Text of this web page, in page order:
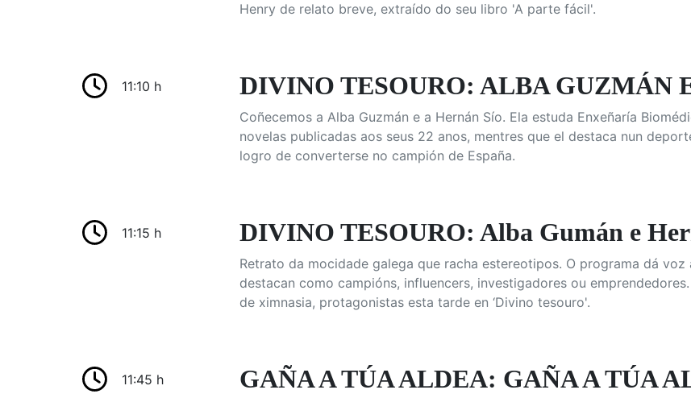
Henry de relato breve, extraído do seu libro 'A parte fácil'.
11:10 h DIVINO TESOURO: ALBA GUZMÁN
Coñecemos a Alba Guzmán e a Hernán Sío. Ela estuda Enxeñaría
novelas publicadas aos seus 22 anos, mentres que el destaca nun
logro de converterse no campión de España.
11:15 h DIVINO TESOURO: Alba Gumán e
Retrato da mocidade galega que racha estereotipos. O programa dá
destacan como campións, influencers, investigadores ou
de ximnasia, protagonistas esta tarde en ‘Divino tesouro'.
11:45 h GAÑA A TÚA ALDEA: GAÑA A TÚA